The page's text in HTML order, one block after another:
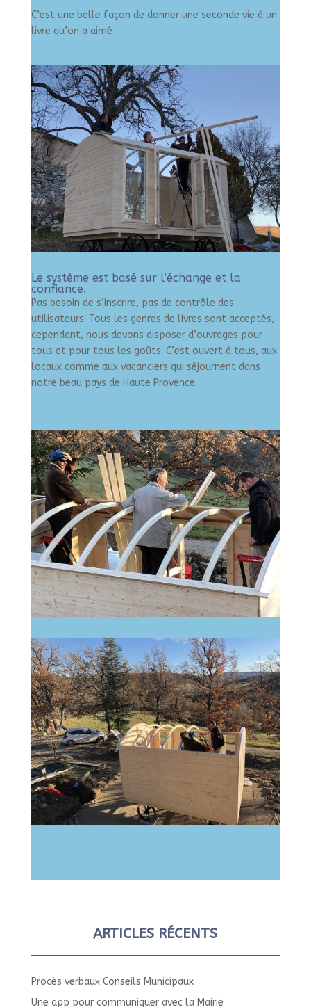
C’est une belle façon de donner une seconde vie à un
livre qu’on a aimé
Le système est basé sur l’échange et la
confiance.
Pas besoin de s’inscrire, pas de contrôle des
utilisateurs. Tous les genres de livres sont acceptés,
cependant, nous devons disposer d’ouvrages pour
tous et pour tous les goûts. C’est ouvert à tous, aux
locaux comme aux vacanciers qui séjournent dans
notre beau pays de Haute Provence.
ARTICLES RÉCENTS
Procès verbaux Conseils Municipaux
Une app pour communiquer avec la Mairie